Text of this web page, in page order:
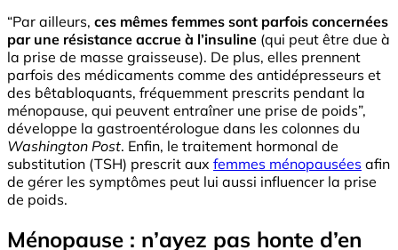
“Par ailleurs, ces mêmes femmes sont parfois concernées
par une résistance accrue à l’insuline (qui peut être due à
la prise de masse graisseuse). De plus, elles prennent
parfois des médicaments comme des antidépresseurs et
des bêtabloquants, fréquemment prescrits pendant la
ménopause, qui peuvent entraîner une prise de poids”,
développe la gastroentérologue dans les colonnes du
Washington Post. Enfin, le traitement hormonal de
substitution (TSH) prescrit aux femmes ménopausées afin
de gérer les symptômes peut lui aussi influencer la prise
de poids.
Ménopause : n’ayez pas honte d’en